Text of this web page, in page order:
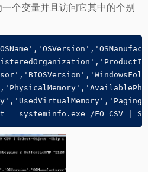
个变量并且访问它其中的个别
= systeminfo.exe /FO CSV |